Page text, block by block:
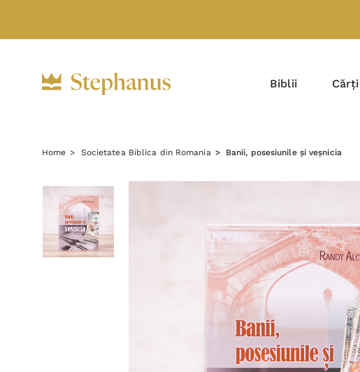
Biblii Cărți
Home Societatea Biblica din Romania Banii, posesiunile și veșnicia